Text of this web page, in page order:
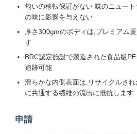
匂いの移転保証がない 味のニュー
の味に影響を与えない
厚さ300gmのボディは,プレミアム
す
BRC認定施設で製造された食品級
追跡可能
滑らかな内側表面は,リサイクルさ
に共通する繊維の流出に抵抗します
申請